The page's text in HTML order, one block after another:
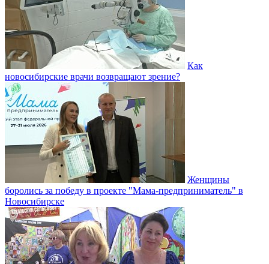
Как
новосибирские врачи возвращают зрение?
Женщины
боролись за победу в проекте "Мама-предприниматель" в
Новосибирске